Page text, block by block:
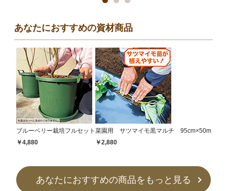
あなたにおすすめの資材商品
ブルーベリー栽培フルセット
￥4,880
菜園用 サツマイモ黒マルチ 95cm×50m
￥2,880
あなたにおすすめの商品をもっと見る